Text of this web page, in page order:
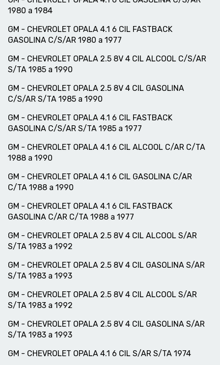
1980 a 1984
GM - CHEVROLET OPALA 4.1 6 CIL FASTBACK
GASOLINA C/S/AR 1980 a 1977
GM - CHEVROLET OPALA 2.5 8V 4 CIL ALCOOL C/S/AR
S/TA 1985 a 1990
GM - CHEVROLET OPALA 2.5 8V 4 CIL GASOLINA
C/S/AR S/TA 1985 a 1990
GM - CHEVROLET OPALA 4.1 6 CIL FASTBACK
GASOLINA C/S/AR S/TA 1985 a 1977
GM - CHEVROLET OPALA 4.1 6 CIL ALCOOL C/AR C/TA
1988 a 1990
GM - CHEVROLET OPALA 4.1 6 CIL GASOLINA C/AR
C/TA 1988 a 1990
GM - CHEVROLET OPALA 4.1 6 CIL FASTBACK
GASOLINA C/AR C/TA 1988 a 1977
GM - CHEVROLET OPALA 2.5 8V 4 CIL ALCOOL S/AR
S/TA 1983 a 1992
GM - CHEVROLET OPALA 2.5 8V 4 CIL GASOLINA S/AR
S/TA 1983 a 1993
GM - CHEVROLET OPALA 2.5 8V 4 CIL ALCOOL S/AR
S/TA 1983 a 1992
GM - CHEVROLET OPALA 2.5 8V 4 CIL GASOLINA S/AR
S/TA 1983 a 1993
GM - CHEVROLET OPALA 4.1 6 CIL S/AR S/TA 1974